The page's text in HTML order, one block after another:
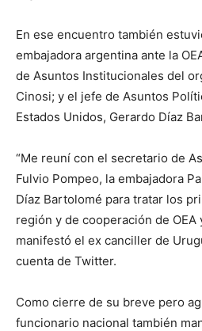
En ese encuentro también
embajadora argentina ante la
de Asuntos Institucionales del
Cinosi; y el jefe de Asuntos
Estados Unidos, Gerardo Díaz
“Me reuní con el secretario de
Fulvio Pompeo, la embajadora
Díaz Bartolomé para tratar los
región y de cooperación de OEA
manifestó el ex canciller de
cuenta de Twitter.
Como cierre de su breve pero
funcionario nacional también